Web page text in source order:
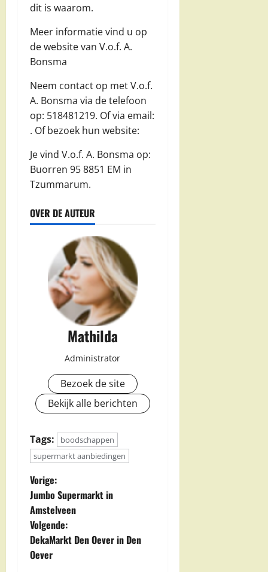
dit is waarom.
Meer informatie vind u op
de website van V.o.f. A.
Bonsma
Neem contact op met V.o.f.
A. Bonsma via de telefoon
op: 518481219. Of via email:
. Of bezoek hun website:
Je vind V.o.f. A. Bonsma op:
Buorren 95 8851 EM in
Tzummarum.
OVER DE AUTEUR
Mathilda
Administrator
Bezoek de site
Bekijk alle berichten
Tags:
boodschappen
supermarkt aanbiedingen
B
e
r
i
Vorige:
Jumbo Supermarkt in
Amstelveen
Volgende:
DekaMarkt Den Oever in Den
Oever